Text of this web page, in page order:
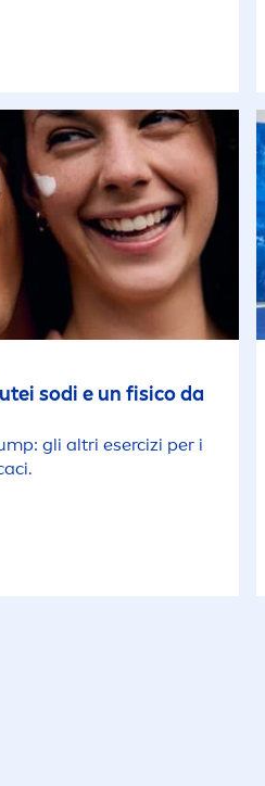
sodi e un fisico da
gli altri esercizi per i